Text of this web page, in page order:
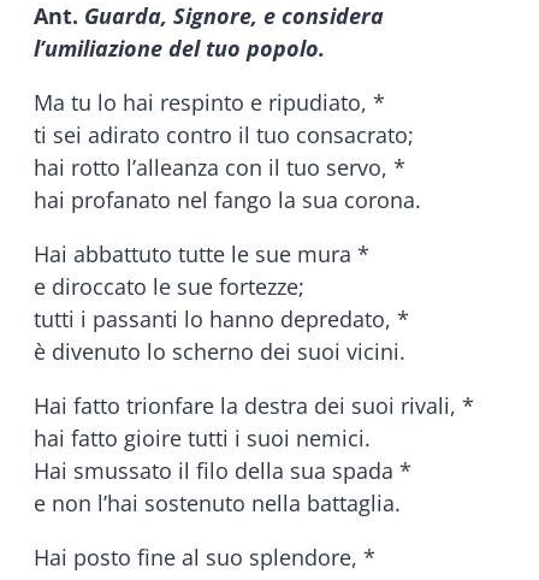
Ant. Guarda, Signore, e considera
l’umiliazione del tuo popolo.
Ma tu lo hai respinto e ripudiato, *
ti sei adirato contro il tuo consacrato;
hai rotto l’alleanza con il tuo servo, *
hai profanato nel fango la sua corona.
Hai abbattuto tutte le sue mura *
e diroccato le sue fortezze;
tutti i passanti lo hanno depredato, *
è divenuto lo scherno dei suoi vicini.
Hai fatto trionfare la destra dei suoi rivali, *
hai fatto gioire tutti i suoi nemici.
Hai smussato il filo della sua spada *
e non l’hai sostenuto nella battaglia.
Hai posto fine al suo splendore, *